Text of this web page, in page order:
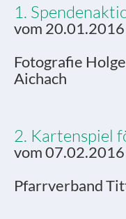
1.
vom 20.01.2016
Fotografie
Aichach
2. Kartenspiel
vom 07.02.2016
Pfarrverband